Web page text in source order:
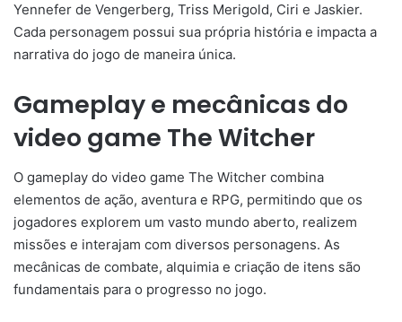
Yennefer de Vengerberg, Triss Merigold, Ciri e Jaskier.
Cada personagem possui sua própria história e impacta a
narrativa do jogo de maneira única.
Gameplay e mecânicas do
video game The Witcher
O gameplay do video game The Witcher combina
elementos de ação, aventura e RPG, permitindo que os
jogadores explorem um vasto mundo aberto, realizem
missões e interajam com diversos personagens. As
mecânicas de combate, alquimia e criação de itens são
fundamentais para o progresso no jogo.